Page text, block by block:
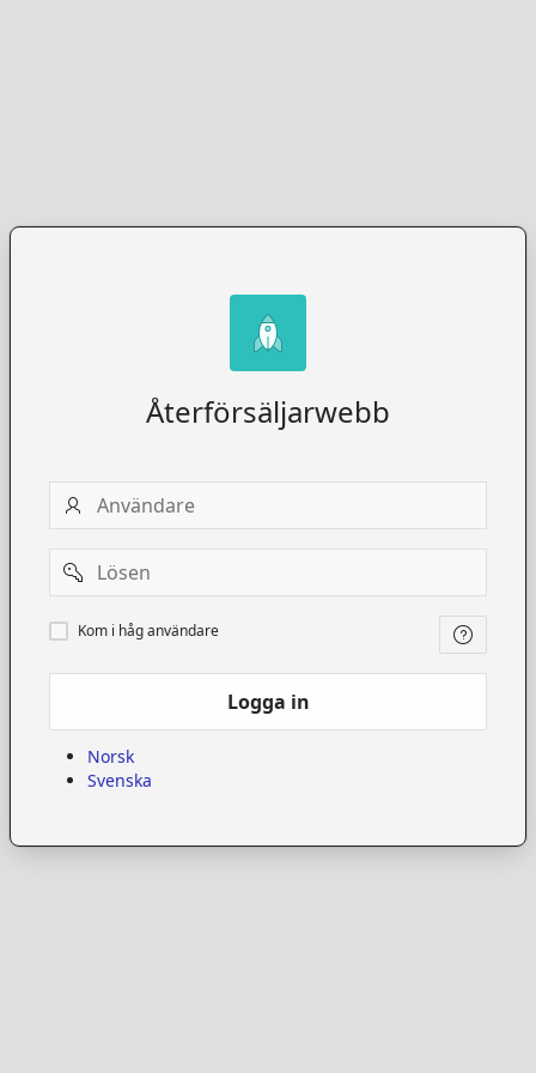
Återförsäljarwebb
Användare
Password
Kom
i
Kom i håg användare
Logga in
Norsk
Svenska